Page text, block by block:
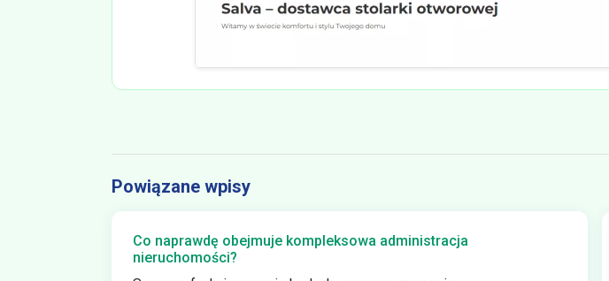
Powiązane wpisy
Co naprawdę obejmuje kompleksowa administracja
nieruchomości?